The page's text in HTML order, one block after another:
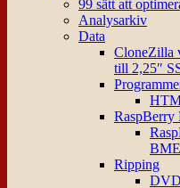
99 sätt att
Analysarkiv
Data
CloneZilla
till 2,25″
RaspBerry
Ripping